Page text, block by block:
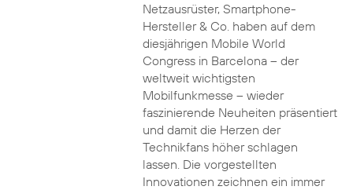
Netzausrüster, Smartphone-
Hersteller & Co. haben auf dem
diesjährigen Mobile World
Congress in Barcelona – der
weltweit wichtigsten
Mobilfunkmesse – wieder
faszinierende Neuheiten präsentiert
und damit die Herzen der
Technikfans höher schlagen
lassen. Die vorgestellten
Innovationen zeichnen ein immer